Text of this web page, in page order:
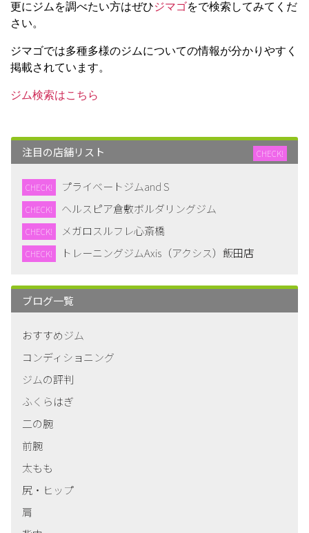
更にジムを調べたい方はぜひジマゴをで検索してみてくだ
さい。
ジマゴでは多種多様のジムについての情報が分かりやすく
掲載されています。
ジム検索はこちら
注目の店舗リスト CHECK!
CHECK! プライベートジムand S
CHECK! ヘルスピア倉敷ボルダリングジム
CHECK! メガロスルフレ心斎橋
CHECK! トレーニングジムAxis（アクシス）飯田店
ブログ一覧
おすすめジム
コンディショニング
ジムの評判
ふくらはぎ
二の腕
前腕
太もも
尻・ヒップ
肩